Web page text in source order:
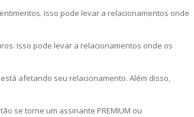
Isso pode levar a relacionamentos onde
Isso pode levar a relacionamentos onde os
afetando seu relacionamento. Além disso,
se torne um assinante PREMIUM ou